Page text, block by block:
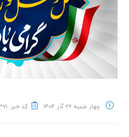
چهار شنبه ۲۶ آذر ۱۴۰۴ کد خبر: ۱۲۳۷۱